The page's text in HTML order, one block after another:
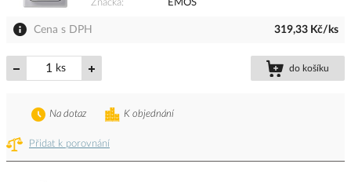
Značka
EMOS
Cena s DPH 319,33 Kč/ks
ks do košíku
Přidat k porovnání
K objednání
Na dotaz